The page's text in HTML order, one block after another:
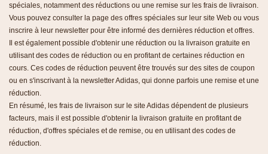
spéciales, notamment des réductions ou une remise sur les frais de livraison.
Vous pouvez consulter la page des offres spéciales sur leur site Web ou vous
inscrire à leur newsletter pour être informé des dernières réduction et offres.
Il est également possible d'obtenir une réduction ou la livraison gratuite en
utilisant des codes de réduction ou en profitant de certaines réduction en
cours. Ces codes de réduction peuvent être trouvés sur des sites de coupon
ou en s'inscrivant à la newsletter Adidas, qui donne parfois une remise et une
réduction.
En résumé, les frais de livraison sur le site Adidas dépendent de plusieurs
facteurs, mais il est possible d'obtenir la livraison gratuite en profitant de
réduction, d'offres spéciales et de remise, ou en utilisant des codes de
réduction.